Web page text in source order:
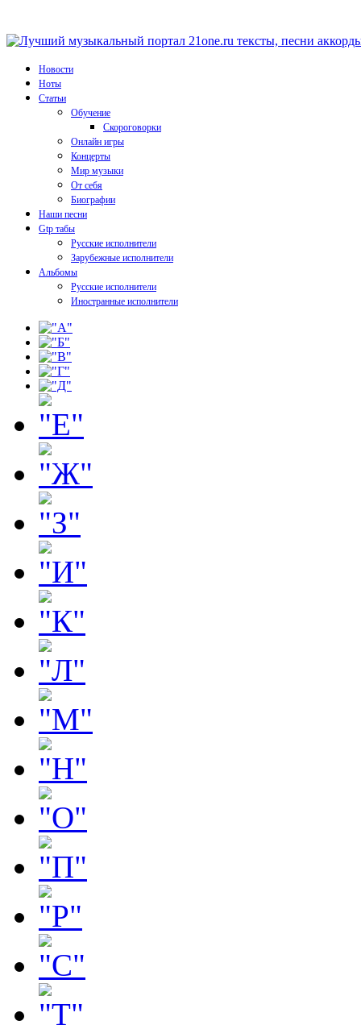
Новости
Ноты
Статьи
Обучение
Скороговорки
Онлайн игры
Концерты
Мир музыки
От себя
Биографии
Наши песни
Gtp табы
Русские исполнители
Зарубежные исполнители
Альбомы
Русские исполнители
Иностранные исполнители